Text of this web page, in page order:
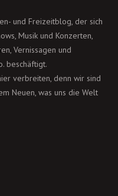
und Freizeitblog, der sich
Musik und Konzerten,
Vernissagen und
beschäftigt.
verbreiten, denn wir sind
Neuen, was uns die Welt